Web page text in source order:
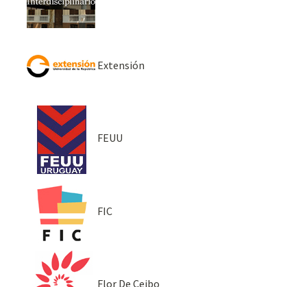
Extensión
FEUU
FIC
Flor De Ceibo